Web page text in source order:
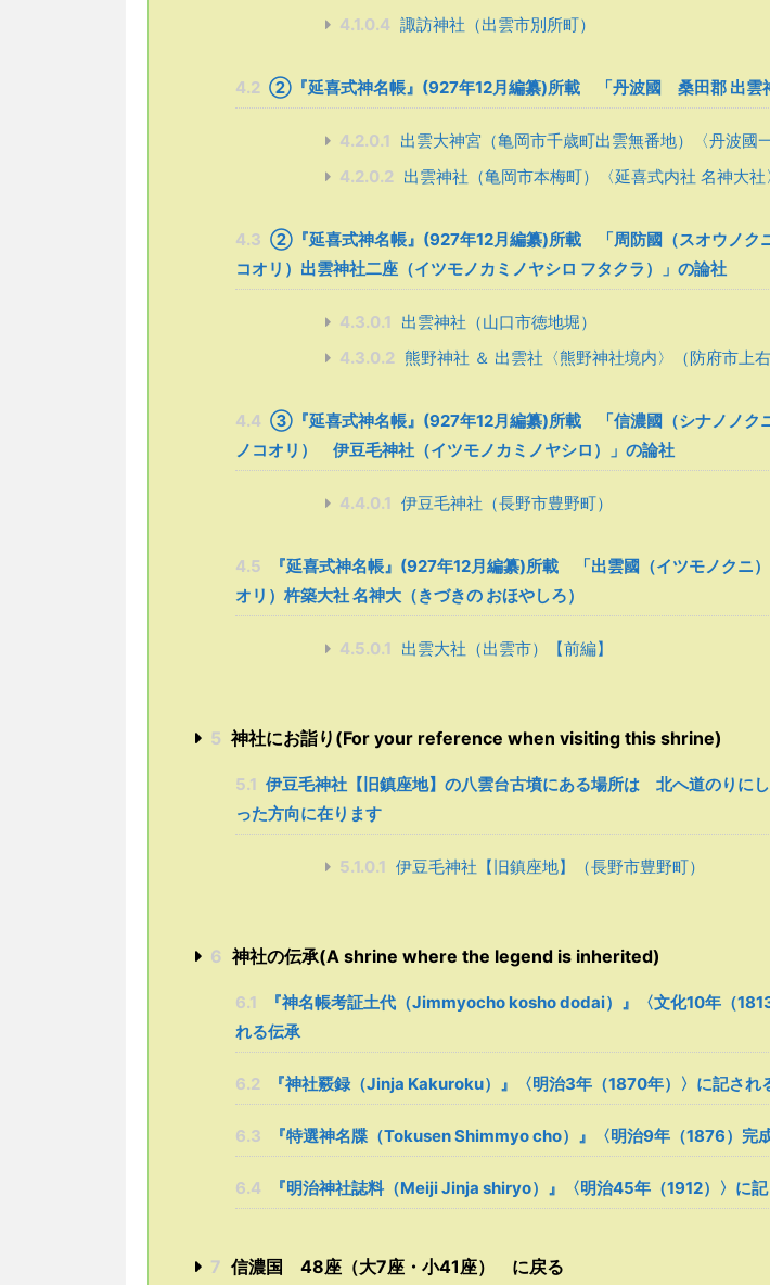
4.1.0.4 諏訪神社（出雲市別所町）
4.2 ➁『延喜式神名帳』(927年12月編纂)所載 「丹波國 桑田郡 出雲
4.2.0.1
出雲大神宮（亀岡市千歳町出雲無番地）〈丹波國
4.2.0.2 出雲神社（亀岡市本梅町）〈延喜式内社 名神大社
4.3 ➁『延喜式神名帳』(927年12月編纂)所載 「周防國（スオウノク
コオリ）出雲神社二座（イツモノカミノヤシロ フタクラ）」の論社
4.3.0.1
出雲神社（山口市徳地堀）
4.3.0.2 熊野神社 ＆ 出雲社〈熊野神社境内〉（防府市上右
4.4 ➂『延喜式神名帳』(927年12月編纂)所載 「信濃國（シナノノク
ノコオリ） 伊豆毛神社（イツモノカミノヤシロ）」の論社
4.4.0.1 伊豆毛神社（長野市豊野町）
4.5
『延喜式神名帳』(927年12月編纂)所載 「出雲國（イツモノクニ
オリ）杵築大社 名神大（きづきの おほやしろ）
4.5.0.1 出雲大社（出雲市）【前編】
5 神社にお詣り(For your reference when visiting this shrine)
5.1 伊豆毛神社【旧鎮座地】の八雲台古墳にある場所は 北へ道のりに
った方向に在ります
5.1.0.1 伊豆毛神社【旧鎮座地】（長野市豊野町）
6 神社の伝承(A shrine where the legend is inherited)
6.1
『神名帳考証土代（Jimmyocho kosho dodai）』〈文化10年（
れる伝承
6.2 『神社覈録（Jinja Kakuroku）』〈明治3年（1870年）〉に記され
6.3 『特選神名牒（Tokusen Shimmyo cho）』〈明治9年（1876）完
6.4 『明治神社誌料（Meiji Jinja shiryo）』〈明治45年（1912）〉に
7 信濃国 48座（大7座・小41座） に戻る